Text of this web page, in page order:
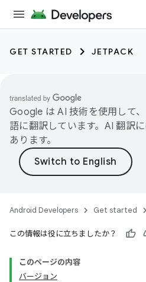
GET STARTED JETPACK
Google は AI 技術を使用して
語に翻訳しています。AI 翻訳
あります。
Android Developers Get started
この情報は役に立ちましたか？
このページの内容
バージョン